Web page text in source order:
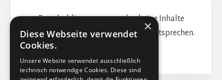
Entschuldigung - es wurden keine Inhalte
gefunden, welche Deinen Kriterien entsprechen.
×
Diese Webseite verwendet
Cookies.
Unsere Website verwendet ausschließlich
technisch notwendige Cookies. Diese sind